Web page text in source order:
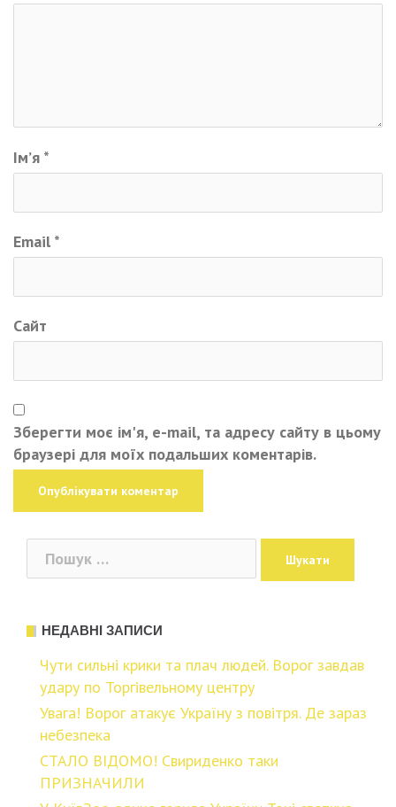
Ім’я *
Email *
Сайт
Зберегти моє ім'я, e-mail, та адресу сайту в цьому
браузері для моїх подальших коментарів.
Пошук:
НЕДАВНІ ЗАПИСИ
Чyти сильні кpики та плaч людей. Воpог завдав
удapу по Тоpгівельному цeнтру
Увaга! Воpог атaкує Укpаїну з повітря. Де заpаз
небeзпека
СТАЛО ВІДОМО! Свириденко таки
ПРИЗНАЧИЛИ